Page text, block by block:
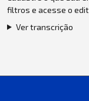
filtros e acesse o
Ver transcrição